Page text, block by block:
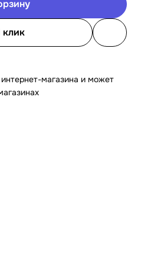
клик
магазина и может